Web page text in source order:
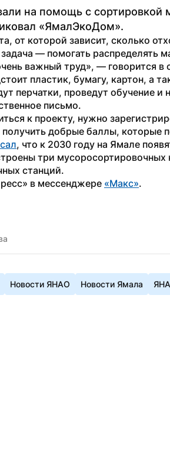
на помощь с сортировкой
«ЯмалЭкоДом».
от которой зависит, сколько
задача — помогать
важный труд», — говорится в
пластик, бумагу, картон, а
перчатки, проведут обучение и
письмо.
к проекту, нужно
добрые баллы, которые
, что к 2030 году на Ямале
три мусоросортировочных
станций.
в мессенджере «Макс».
Новости ЯНАО Новости Ямала